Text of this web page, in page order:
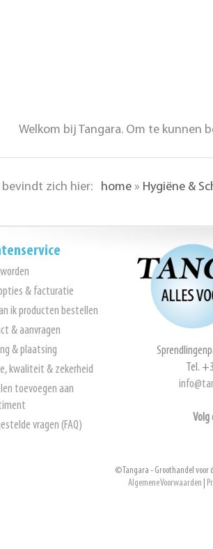
Welkom bij Tangara. Om te kunnen
bevindt zich hier: home » Hygiëne &
& facturatie
ik producten bestellen
& aanvragen
& plaatsing
kwaliteit & zekerheid
toevoegen aan
vragen (FAQ)
Tel.
Volg
© Tangara - Groothandel voor
Algemene Voorwaarden